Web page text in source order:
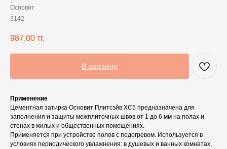
Основит
3142
987,00 тг.
В корзину
Применение
Цементная затирка Основит Плитсэйв XC5 предназначена для
заполнения и защиты межплиточных швов от 1 до 6 мм на полах и
стенах в жилых и общественных помещениях.
Применяется при устройстве полов с подогревом. Используется в
условиях периодического увлажнения: в душевых и ванных комнатах,